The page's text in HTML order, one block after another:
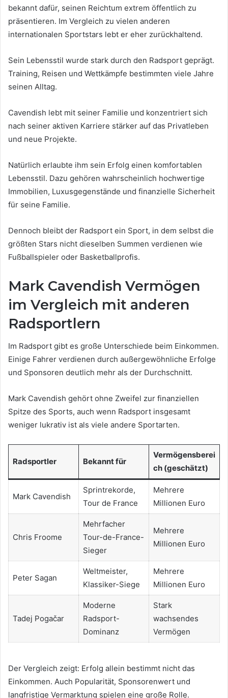
bekannt dafür, seinen Reichtum extrem öffentlich zu
präsentieren. Im Vergleich zu vielen anderen
internationalen Sportstars lebt er eher zurückhaltend.
Sein Lebensstil wurde stark durch den Radsport geprägt.
Training, Reisen und Wettkämpfe bestimmten viele Jahre
seinen Alltag.
Cavendish lebt mit seiner Familie und konzentriert sich
nach seiner aktiven Karriere stärker auf das Privatleben
und neue Projekte.
Natürlich erlaubte ihm sein Erfolg einen komfortablen
Lebensstil. Dazu gehören wahrscheinlich hochwertige
Immobilien, Luxusgegenstände und finanzielle Sicherheit
für seine Familie.
Dennoch bleibt der Radsport ein Sport, in dem selbst die
größten Stars nicht dieselben Summen verdienen wie
Fußballspieler oder Basketballprofis.
Mark Cavendish Vermögen
im Vergleich mit anderen
Radsportlern
Im Radsport gibt es große Unterschiede beim Einkommen.
Einige Fahrer verdienen durch außergewöhnliche Erfolge
und Sponsoren deutlich mehr als der Durchschnitt.
Mark Cavendish gehört ohne Zweifel zur finanziellen
Spitze des Sports, auch wenn Radsport insgesamt
weniger lukrativ ist als viele andere Sportarten.
Radsportler Bekannt für
Vermögensberei
ch (geschätzt)
Mark Cavendish
Sprintrekorde,
Tour de France
Mehrere
Millionen Euro
Chris Froome
Mehrfacher
Tour-de-France-
Sieger
Mehrere
Millionen Euro
Peter Sagan
Weltmeister,
Klassiker-Siege
Mehrere
Millionen Euro
Tadej Pogačar
Moderne
Radsport-
Dominanz
Stark
wachsendes
Vermögen
Der Vergleich zeigt: Erfolg allein bestimmt nicht das
Einkommen. Auch Popularität, Sponsorenwert und
langfristige Vermarktung spielen eine große Rolle.